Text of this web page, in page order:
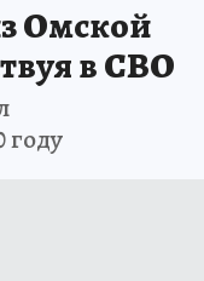
Омской
в СВО
году